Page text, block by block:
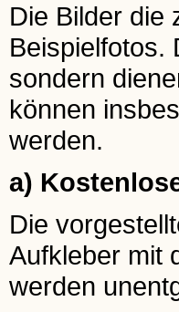
Die Bilder die
Beispielfotos.
sondern
können
werden.
a)
Die
Aufkleber mit
werden